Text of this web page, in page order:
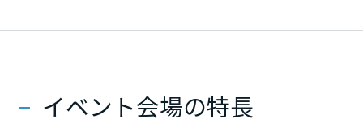
イベント会場の特長
滋賀県